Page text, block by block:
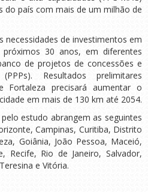
país com mais de um milhão de
necessidades de investimentos em
30 anos, em diferentes
de projetos de concessões e
Resultados prelimitares
Fortaleza precisará aumentar o
em mais de 130 km até 2054.
estudo abrangem as seguintes
Campinas, Curitiba, Distrito
Goiânia, João Pessoa, Maceió,
Recife, Rio de Janeiro, Salvador,
e Vitória.